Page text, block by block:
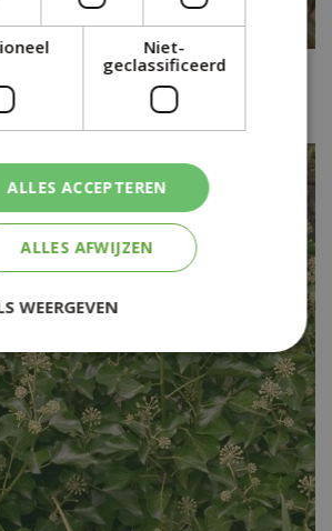
Kalopanax
var. maximowiczii
Niet-
geclassificeerd
ALLES ACCEPTEREN
ALLES AFWIJZEN
WEERGEVEN